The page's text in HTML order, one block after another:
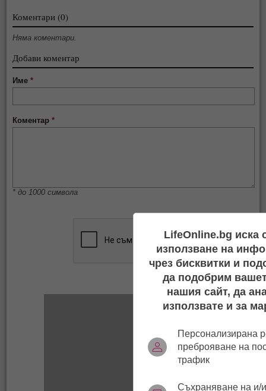
Коментари (0)
Няма коментари.
Добави коментар
Име*
Коментар*
* до 1000 символа
LifeOnline.bg иска
използване на
чрез бисквитки и
да подобрим
нашия сайт, да
използвате и за
Персонализирана
преброяване на
трафик
Съхраняване на и/